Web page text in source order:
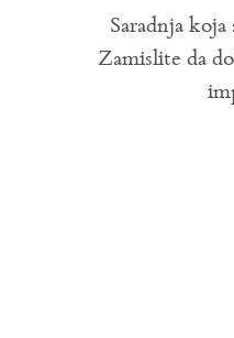
Saradnja
Zamislite da